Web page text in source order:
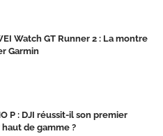
Watch GT Runner 2 : La montre
Garmin
P : DJI réussit-il son premier
de gamme ?